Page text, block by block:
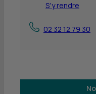
S'y rendre
02 32 12 79 30